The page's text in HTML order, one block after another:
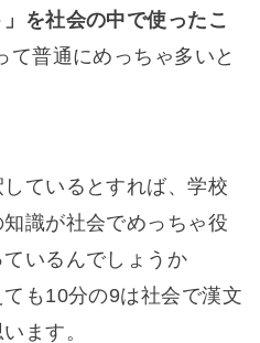
を社会の中で使ったこ
て普通にめっちゃ多いと
ているとすれば、学校
識が社会でめっちゃ役
いるんでしょうか
ても10分の9は社会で漢文
ます。